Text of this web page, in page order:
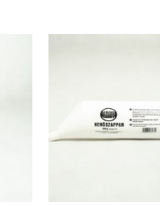
variációja
változatok